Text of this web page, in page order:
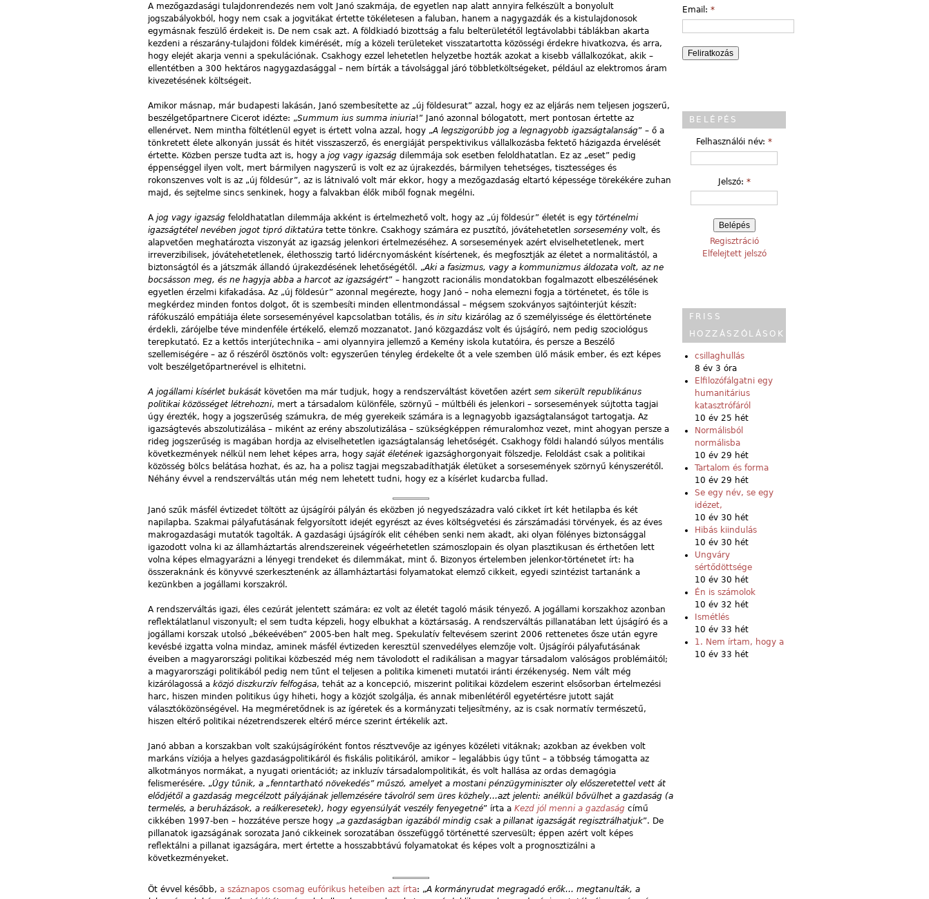
A mezőgazdasági tulajdonrendezés nem volt Janó szakmája, de egyetlen nap alatt annyira felkészült a bonyolult
jogszabályokból, hogy nem csak a jogvitákat értette tökéletesen a faluban, hanem a nagygazdák és a kistulajdonosok
egymásnak feszülő érdekeit is. De nem csak azt. A földkiadó bizottság a falu belterületétől legtávolabbi táblákban akarta
kezdeni a részarány-tulajdoni földek kimérését, míg a közeli területeket visszatartotta közösségi érdekre hivatkozva, és arra,
hogy elejét akarja venni a spekulációnak. Csakhogy ezzel lehetetlen helyzetbe hozták azokat a kisebb vállalkozókat, akik –
ellentétben a 300 hektáros nagygazdasággal – nem bírták a távolsággal járó többletköltségeket, például az elektromos áram
kivezetésének költségeit.
Amikor másnap, már budapesti lakásán, Janó szembesítette az „új földesurat” azzal, hogy ez az eljárás nem teljesen jogszerű,
beszélgetőpartnere Cicerot idézte: „Summum ius summa iniuria!” Janó azonnal bólogatott, mert pontosan értette az
ellenérvet. Nem mintha föltétlenül egyet is értett volna azzal, hogy „A legszigorúbb jog a legnagyobb igazságtalanság” – ő a
tönkretett élete alkonyán jussát és hitét visszaszerző, és energiáját perspektivikus vállalkozásba fektető házigazda érvelését
értette. Közben persze tudta azt is, hogy a jog vagy igazság dilemmája sok esetben feloldhatatlan. Ez az „eset” pedig
éppenséggel ilyen volt, mert bármilyen nagyszerű is volt ez az újrakezdés, bármilyen tehetséges, tisztességes és
rokonszenves volt is az „új földesúr”, az is látnivaló volt már ekkor, hogy a mezőgazdaság eltartó képessége törekékére zuhan
majd, és sejtelme sincs senkinek, hogy a falvakban élők miből fognak megélni.
A jog vagy igazság feloldhatatlan dilemmája akként is értelmezhető volt, hogy az „új földesúr” életét is egy történelmi
igazságtétel nevében jogot tipró diktatúra tette tönkre. Csakhogy számára ez pusztító, jóvátehetetlen sorsesemény volt, és
alapvetően meghatározta viszonyát az igazság jelenkori értelmezéséhez. A sorsesemények azért elviselhetetlenek, mert
irreverzibilisek, jóvátehetetlenek, élethosszig tartó lidércnyomásként kísértenek, és megfosztják az életet a normalitástól, a
biztonságtól és a játszmák állandó újrakezdésének lehetőségétől. „Aki a fasizmus, vagy a kommunizmus áldozata volt, az ne
bocsásson meg, és ne hagyja abba a harcot az igazságért” – hangzott racionális mondatokban fogalmazott elbeszélésének
egyetlen érzelmi kifakadása. Az „új földesúr” azonnal megérezte, hogy Janó – noha elemezni fogja a történetet, és tőle is
megkérdez minden fontos dolgot, őt is szembesíti minden ellentmondással – mégsem szokványos sajtóinterjút készít:
ráfókuszáló empátiája élete sorseseményével kapcsolatban totális, és in situ kizárólag az ő személyissége és élettörténete
érdekli, zárójelbe téve mindenféle értékelő, elemző mozzanatot. Janó közgazdász volt és újságíró, nem pedig szociológus
terepkutató. Ez a kettős interjútechnika – ami olyannyira jellemző a Kemény iskola kutatóira, és persze a Beszélő
szellemiségére – az ő részéről ösztönös volt: egyszerűen tényleg érdekelte őt a vele szemben ülő másik ember, és ezt képes
volt beszélgetőpartnerével is elhitetni.
A jogállami kísérlet bukását követően ma már tudjuk, hogy a rendszerváltást követően azért sem sikerült republikánus
politikai közösséget létrehozni, mert a társadalom különféle, szörnyű – múltbéli és jelenkori – sorsesemények sújtotta tagjai
úgy érezték, hogy a jogszerűség számukra, de még gyerekeik számára is a legnagyobb igazságtalanságot tartogatja. Az
igazságtevés abszolutizálása – miként az erény abszolutizálása – szükségképpen rémuralomhoz vezet, mint ahogyan persze a
rideg jogszerűség is magában hordja az elviselhetetlen igazságtalanság lehetőségét. Csakhogy földi halandó súlyos mentális
következmények nélkül nem lehet képes arra, hogy saját életének igazsághorgonyait fölszedje. Feloldást csak a politikai
közösség bölcs belátása hozhat, és az, ha a polisz tagjai megszabadíthatják életüket a sorsesemények szörnyű kényszerétől.
Néhány évvel a rendszerváltás után még nem lehetett tudni, hogy ez a kísérlet kudarcba fullad.
Janó szűk másfél évtizedet töltött az újságírói pályán és eközben jó negyedszázadra való cikket írt két hetilapba és két
napilapba. Szakmai pályafutásának felgyorsított idejét egyrészt az éves költségvetési és zárszámadási törvények, és az éves
makrogazdasági mutatók tagolták. A gazdasági újságírók elit céhében senki nem akadt, aki olyan fölényes biztonsággal
igazodott volna ki az államháztartás alrendszereinek végeérhetetlen számoszlopain és olyan plasztikusan és érthetően lett
volna képes elmagyarázni a lényegi trendeket és dilemmákat, mint ő. Bizonyos értelemben jelenkor-történetet írt: ha
összeraknánk és könyvvé szerkesztenénk az államháztartási folyamatokat elemző cikkeit, egyedi szintézist tartanánk a
kezünkben a jogállami korszakról.
A rendszerváltás igazi, éles cezúrát jelentett számára: ez volt az életét tagoló másik tényező. A jogállami korszakhoz azonban
reflektálatlanul viszonyult; el sem tudta képzeli, hogy elbukhat a köztársaság. A rendszerváltás pillanatában lett újságíró és a
jogállami korszak utolsó „békeévében” 2005-ben halt meg. Spekulatív feltevésem szerint 2006 rettenetes ősze után egyre
kevésbé izgatta volna mindaz, aminek másfél évtizeden keresztül szenvedélyes elemzője volt. Újságírói pályafutásának
éveiben a magyarországi politikai közbeszéd még nem távolodott el radikálisan a magyar társadalom valóságos problémáitól;
a magyarországi politikából pedig nem tűnt el teljesen a politika kimeneti mutatói iránti érzékenység. Nem vált még
kizárólagossá a közjó diszkurzív felfogása, tehát az a koncepció, miszerint politikai közdelem eszerint elsősorban értelmezési
harc, hiszen minden politikus úgy hiheti, hogy a közjót szolgálja, és annak mibenlétéről egyetértésre jutott saját
választóközönségével. Ha megméretődnek is az ígéretek és a kormányzati teljesítmény, az is csak normatív természetű,
hiszen eltérő politikai nézetrendszerek eltérő mérce szerint értékelik azt.
Janó abban a korszakban volt szakújságíróként fontos résztvevője az igényes közéleti vitáknak; azokban az években volt
markáns víziója a helyes gazdaságpolitikáról és fiskális politikáról, amikor – legalábbis úgy tűnt – a többség támogatta az
alkotmányos normákat, a nyugati orientációt; az inkluzív társadalompolitikát, és volt hallása az ordas demagógia
felismerésére. „Úgy tűnik, a „fenntartható növekedés” műszó, amelyet a mostani pénzügyminiszter oly előszeretettel vett át
elődjétől a gazdaság megcélzott pályájának jellemzésére távolról sem üres közhely…azt jelenti: anélkül bővülhet a gazdaság (a
termelés, a beruházások, a reálkeresetek), hogy egyensúlyát veszély fenyegetné” írta a Kezd jól menni a gazdaság című
cikkében 1997-ben – hozzátéve persze hogy „a gazdaságban igazából mindig csak a pillanat igazságát regisztrálhatjuk”. De
pillanatok igazságának sorozata Janó cikkeinek sorozatában összefüggő történetté szervesült; éppen azért volt képes
reflektálni a pillanat igazságára, mert értette a hosszabbtávú folyamatokat és képes volt a prognosztizálni a
következményeket.
Öt évvel később, a száznapos csomag eufórikus heteiben azt írta: „A kormányrudat megragadó erők… megtanulták, a
Email: *
BELÉPÉS
Felhasználói név: *
Jelszó: *
Regisztráció
Elfelejtett jelszó
FRISS
HOZZÁSZÓLÁSOK
csillaghullás
8 év 3 óra
Elfilozófálgatni egy
humanitárius
katasztrófáról
10 év 25 hét
Normálisból
normálisba
10 év 29 hét
Tartalom és forma
10 év 29 hét
Se egy név, se egy
idézet,
10 év 30 hét
Hibás kiindulás
10 év 30 hét
Ungváry
sértődöttsége
10 év 30 hét
Én is számolok
10 év 32 hét
Ismétlés
10 év 33 hét
1. Nem írtam, hogy a
10 év 33 hét